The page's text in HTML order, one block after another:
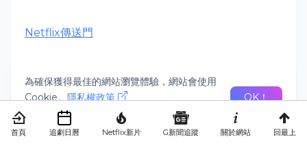
Netflix傳送門
推薦繼續看：
為確保獲得最佳的網站瀏覽體驗，網站會使用
Cookie。隱私權政策
GOOGLE新聞 追蹤新片資訊
OK！
首頁 追劇日曆 Netflix新片 G新聞追蹤 關於網站 回最上